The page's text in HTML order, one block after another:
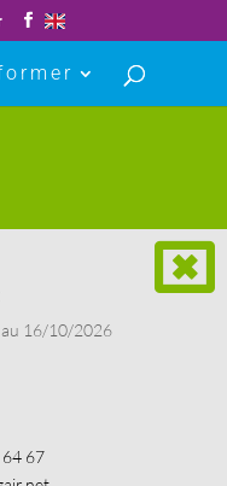
16/10/2026
67